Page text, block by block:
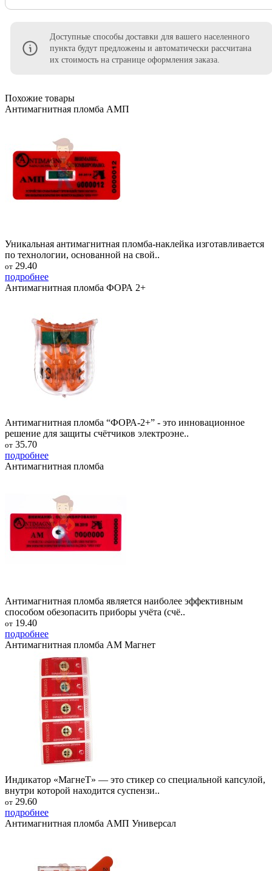
Доступные способы доставки для вашего населенного
пункта будут предложены и автоматически рассчитана
их стоимость на странице оформления заказа.
Похожие товары
Антимагнитная пломба АМП
Уникальная антимагнитная пломба-наклейка изготавливается
по технологии, основанной на свой..
от 29.40
подробнее
Антимагнитная пломба ФОРА 2+
Антимагнитная пломба “ФОРА-2+” - это инновационное
решение для защиты счётчиков электроэне..
от 35.70
подробнее
Антимагнитная пломба
Антимагнитная пломба является наиболее эффективным
способом обезопасить приборы учёта (счё..
от 19.40
подробнее
Антимагнитная пломба АМ Магнет
Индикатор «МагнеТ» — это стикер со специальной капсулой,
внутри которой находится суспензи..
от 29.60
подробнее
Антимагнитная пломба АМП Универсал